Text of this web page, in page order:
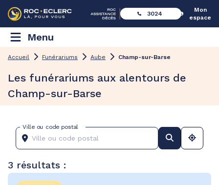
3024
Mon
espace
Menu
Accueil Funérariums Aube Champ-sur-Barse
Les funérariums aux alentours de
Champ-sur-Barse
Ville ou code postal
3 résultats :